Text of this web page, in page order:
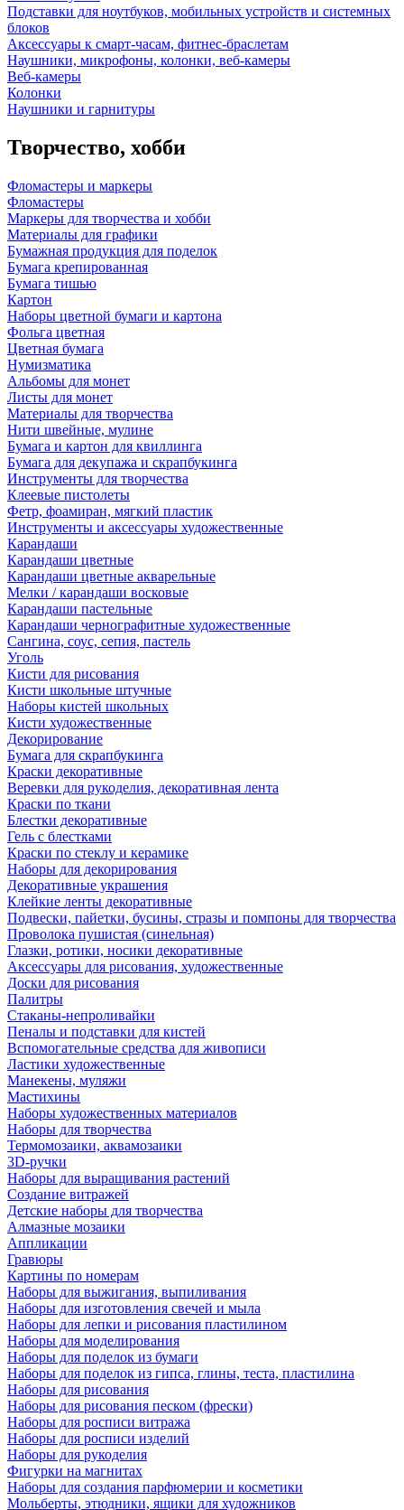
Подставки для ноутбуков, мобильных устройств и системных
блоков
Аксессуары к смарт-часам, фитнес-браслетам
Наушники, микрофоны, колонки, веб-камеры
Веб-камеры
Колонки
Наушники и гарнитуры
Творчество, хобби
Фломастеры и маркеры
Фломастеры
Маркеры для творчества и хобби
Материалы для графики
Бумажная продукция для поделок
Бумага крепированная
Бумага тишью
Картон
Наборы цветной бумаги и картона
Фольга цветная
Цветная бумага
Нумизматика
Альбомы для монет
Листы для монет
Материалы для творчества
Нити швейные, мулине
Бумага и картон для квиллинга
Бумага для декупажа и скрапбукинга
Инструменты для творчества
Клеевые пистолеты
Фетр, фоамиран, мягкий пластик
Инструменты и аксессуары художественные
Карандаши
Карандаши цветные
Карандаши цветные акварельные
Мелки / карандаши восковые
Карандаши пастельные
Карандаши чернографитные художественные
Сангина, соус, сепия, пастель
Уголь
Кисти для рисования
Кисти школьные штучные
Наборы кистей школьных
Кисти художественные
Декорирование
Бумага для скрапбукинга
Краски декоративные
Веревки для рукоделия, декоративная лента
Краски по ткани
Блестки декоративные
Гель с блестками
Краски по стеклу и керамике
Наборы для декорирования
Декоративные украшения
Клейкие ленты декоративные
Подвески, пайетки, бусины, стразы и помпоны для творчества
Проволока пушистая (синельная)
Глазки, ротики, носики декоративные
Аксессуары для рисования, художественные
Доски для рисования
Палитры
Стаканы-непроливайки
Пеналы и подставки для кистей
Вспомогательные средства для живописи
Ластики художественные
Манекены, муляжи
Мастихины
Наборы художественных материалов
Наборы для творчества
Термомозаики, аквамозаики
3D-ручки
Наборы для выращивания растений
Создание витражей
Детские наборы для творчества
Алмазные мозаики
Аппликации
Гравюры
Картины по номерам
Наборы для выжигания, выпиливания
Наборы для изготовления свечей и мыла
Наборы для лепки и рисования пластилином
Наборы для моделирования
Наборы для поделок из бумаги
Наборы для поделок из гипса, глины, теста, пластилина
Наборы для рисования
Наборы для рисования песком (фрески)
Наборы для росписи витража
Наборы для росписи изделий
Наборы для рукоделия
Фигурки на магнитах
Наборы для создания парфюмерии и косметики
Мольберты, этюдники, ящики для художников